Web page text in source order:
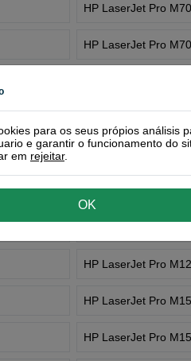
HP LaserJet Pro
HP LaserJet Pro
HP LaserJet Pro
HP LaserJet Pro
HP LaserJet Pro
HP LaserJet Pro
para os seus própios análisis
e garantir o funcionamento do
em rejeitar.
OK